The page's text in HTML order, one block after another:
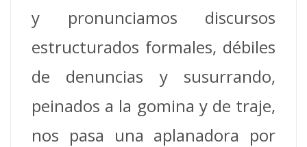
y pronunciamos discursos
estructurados formales, débiles
de denuncias y susurrando,
peinados a la gomina y de traje,
nos pasa una aplanadora por